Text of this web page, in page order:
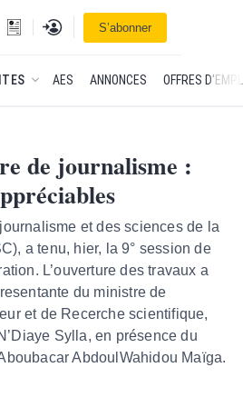
à la une
Se connecterS’abonner
DE L'ESSOR
AES ANNONCES OFFRES
de journalisme :
et des sciences de la
a tenu, hier, la 9° session de
L’ouverture des travaux a
du ministre de
et de Recerche scientifique,
Sylla, en présence du
AbdoulWahidou Maïga.